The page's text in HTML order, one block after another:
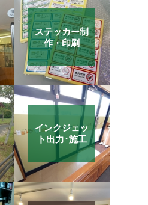
ステッカー制
作・印刷
インクジェッ
ト出力･施工